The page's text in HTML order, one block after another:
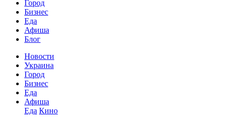
Город
Бизнес
Еда
Афиша
Блог
Новости
Украина
Город
Бизнес
Еда
Афиша
Еда Кино